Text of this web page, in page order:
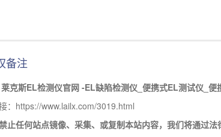
备注
莱克斯EL检测仪官网 -EL缺陷检测仪_便携式EL测试仪_
：https://www.lailx.com/3019.html
止任何站点镜像、采集、或复制本站内容，我们将通过法